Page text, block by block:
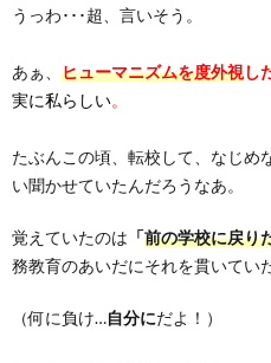
うっわ･･･超、言いそう。
あぁ、 ヒューマニズムを度外視し
実に私らしい。
たぶんこの頃、転校して、なじめ
い聞かせていたんだろうなあ。
覚えていたのは 「前の学校に戻り
務教育のあいだにそれを貫いてい
（何に負け…自分にだよ！）